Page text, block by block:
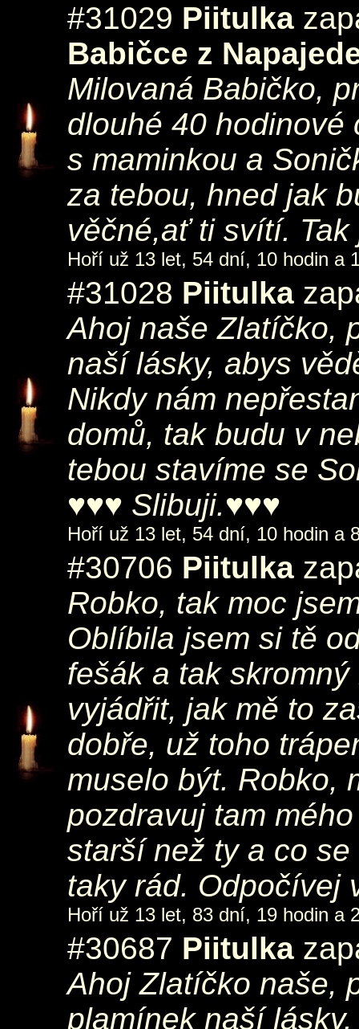
#31029 Piitulka
Babičce z
Milovaná Babičko,
dlouhé 40 hodinové
s maminkou a
za tebou, hned jak
věčné,ať ti svítí.
Hoří už 13 let, 54 dní, 10 hodin a
#31028 Piitulka
Ahoj naše Zlatíčko,
naší lásky, abys
Nikdy nám
domů, tak budu v
tebou stavíme se
♥♥♥ Slibuji.♥♥♥
Hoří už 13 let, 54 dní, 10 hodin a
#30706 Piitulka
Robko, tak moc
Oblíbila jsem si tě
fešák a tak
vyjádřit, jak mě to
dobře, už toho
muselo být. Robko,
pozdravuj tam
starší než ty a co
taky rád. Odpočívej
Hoří už 13 let, 83 dní, 19 hodin a
#30687 Piitulka
Ahoj Zlatíčko naše,
plamínek naší